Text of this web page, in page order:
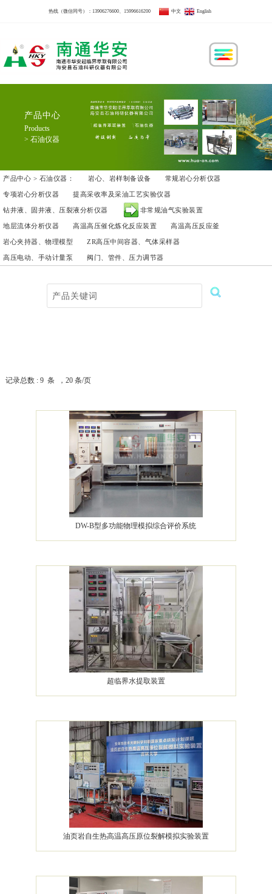
热线（微信同号）： 13906276600、 15996616200 中文 English
产品中心
Products
> 石油仪器
产品中心 > 石油仪器： 岩心、岩样制备设备 常规岩心分析仪器
专项岩心分析仪器 提高采收率及采油工艺实验仪器
钻井液、固井液、压裂液分析仪器 非常规油气实验装置
地层流体分析仪器 高温高压催化炼化反应装置 高温高压反应釜
岩心夹持器、物理模型 ZR高压中间容器、气体采样器
高压电动、手动计量泵 阀门、管件、压力调节器
记录总数 : 9 条 ，20 条/页
DW-B型多功能物理模拟综合评价系统
超临界水提取装置
油页岩自生热高温高压原位裂解模拟实验装置